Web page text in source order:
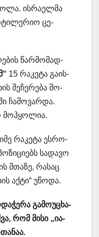
ის­რა­ელ­მა
ცე­
წარ­მო­მად­
15 რა­კე­ტა გა­ის­
შე­ჩე­რე­ბა მო­
ჩა­მო­ვარ­და.
მოჰ­ყო­ლია.
რა­კე­ტა ეს­რო­
სა­და­ვო
მთა­ზე, რა­საც
აქტი“ უწო­და.
გა­მო­უ­ცხა­
რომ მისი „ია­